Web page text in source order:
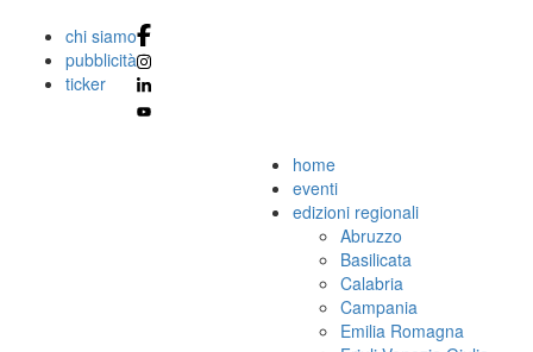
chi siamo
pubblicità
ticker
home
eventi
edizioni regionali
Abruzzo
Basilicata
Calabria
Campania
Emilia Romagna